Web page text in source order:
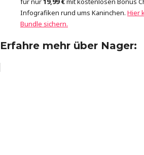
Infografiken rund ums Kaninchen. Hier
Bundle sichern.
Erfahre mehr über Nager: